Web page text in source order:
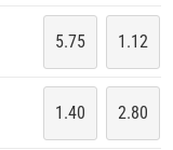
5.75 1.12
1.40 2.80